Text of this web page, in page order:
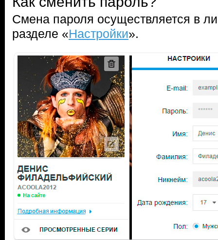
Смена пароля осуществляется в
разделе «Настройки».